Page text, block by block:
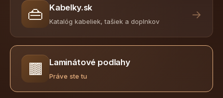
👜 Kabelky.sk
Katalóg kabeliek, tašiek a doplnkov
→
🟫 Laminátové podlahy
Práve ste tu